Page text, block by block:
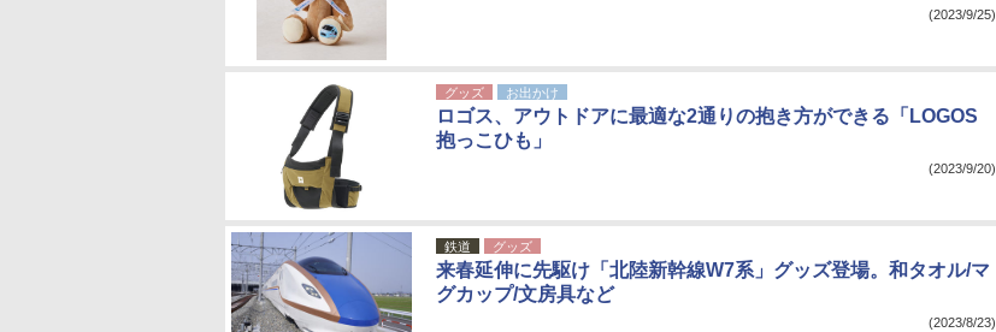
(2023/9/25)
グッズ お出かけ
ロゴス、アウトドアに最適な2通りの抱き方ができる「LOGOS
抱っこひも」
(2023/9/20)
鉄道 グッズ
来春延伸に先駆け「北陸新幹線W7系」グッズ登場。和タオル/マ
グカップ/文房具など
(2023/8/23)